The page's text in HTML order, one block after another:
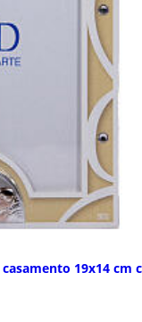
19x14 cm